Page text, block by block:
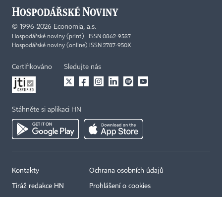
© 1996-2026 Economia, a.s.
Hospodářské noviny (print) ISSN 0862-9587
Hospodářské noviny (online) ISSN 2787-950X
Certifikováno Sledujte nás
Stáhněte si aplikaci HN
Kontakty
Tiráž redakce HN
Ochrana osobních údajů
Prohlášení o cookies